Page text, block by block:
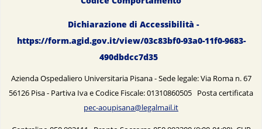
Dichiarazione di Accessibilità -
https://form.agid.gov.it/view/03c83bf0-93a0-11f0-9683-
490dbdcc7d35
Azienda Ospedaliero Universitaria Pisana - Sede legale: Via Roma n. 67
56126 Pisa - Partiva Iva e Codice Fiscale: 01310860505 Posta certificata
pec-aoupisana@legalmail.it